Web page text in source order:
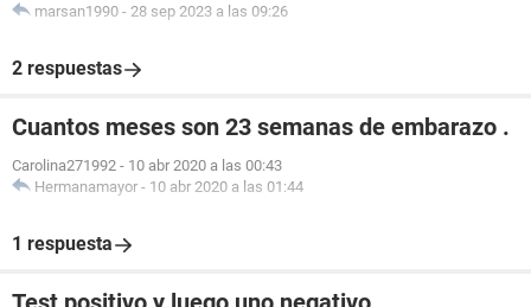
marsan1990 - 28 sep 2023 a las 09:26
2 respuestas
Cuantos meses son 23 semanas de embarazo .
Carolina271992 - 10 abr 2020 a las 00:43
Hermanamayor - 10 abr 2020 a las 01:44
1 respuesta